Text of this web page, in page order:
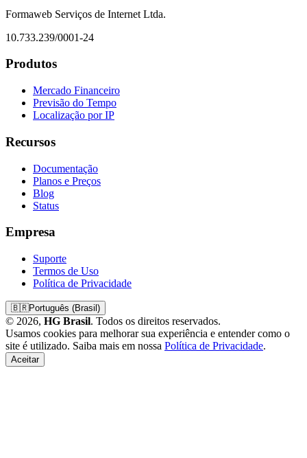
Formaweb Serviços de Internet Ltda.
10.733.239/0001-24
Produtos
Mercado Financeiro
Previsão do Tempo
Localização por IP
Recursos
Documentação
Planos e Preços
Blog
Status
Empresa
Suporte
Termos de Uso
Política de Privacidade
🇧🇷Português (Brasil)
© 2026, HG Brasil. Todos os direitos reservados.
Usamos cookies para melhorar sua experiência e entender como o
site é utilizado. Saiba mais em nossa Política de Privacidade.
Aceitar